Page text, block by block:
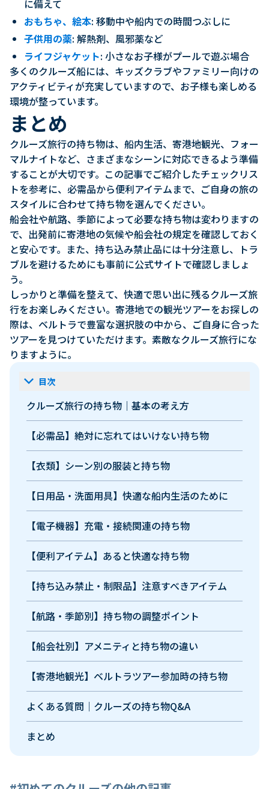
に備えて
おもちゃ、絵本: 移動中や船内での時間つぶしに
子供用の薬: 解熱剤、風邪薬など
ライフジャケット: 小さなお子様がプールで遊ぶ場合
多くのクルーズ船には、キッズクラブやファミリー向けの
アクティビティが充実していますので、お子様も楽しめる
環境が整っています。
まとめ
クルーズ旅行の持ち物は、船内生活、寄港地観光、フォー
マルナイトなど、さまざまなシーンに対応できるよう準備
することが大切です。この記事でご紹介したチェックリス
トを参考に、必需品から便利アイテムまで、ご自身の旅の
スタイルに合わせて持ち物を選んでください。
船会社や航路、季節によって必要な持ち物は変わりますの
で、出発前に寄港地の気候や船会社の規定を確認しておく
と安心です。また、持ち込み禁止品には十分注意し、トラ
ブルを避けるためにも事前に公式サイトで確認しましょ
う。
しっかりと準備を整えて、快適で思い出に残るクルーズ旅
行をお楽しみください。寄港地での観光ツアーをお探しの
際は、ベルトラで豊富な選択肢の中から、ご自身に合った
ツアーを見つけていただけます。素敵なクルーズ旅行にな
りますように。
keyboard_arrow_down 目次
クルーズ旅行の持ち物｜基本の考え方
【必需品】絶対に忘れてはいけない持ち物
【衣類】シーン別の服装と持ち物
【日用品・洗面用具】快適な船内生活のために
【電子機器】充電・接続関連の持ち物
【便利アイテム】あると快適な持ち物
【持ち込み禁止・制限品】注意すべきアイテム
【航路・季節別】持ち物の調整ポイント
【船会社別】アメニティと持ち物の違い
【寄港地観光】ベルトラツアー参加時の持ち物
よくある質問｜クルーズの持ち物Q&A
まとめ